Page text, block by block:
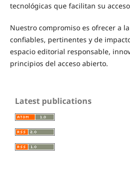
tecnológicas que facilitan su
Nuestro compromiso es ofrecer a
confiables, pertinentes y de
espacio editorial responsable,
principios del acceso abierto.
Latest publications